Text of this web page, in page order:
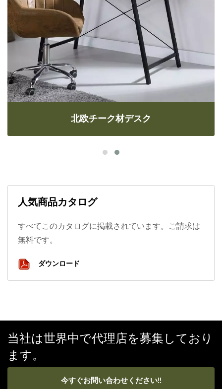
北欧チーク材デスク
人気商品カタログ
すべてこのカタログに掲載されています。ご請求は
無料です。
ダウンロード
当社は世界中で代理店を募集しており
ます。
今すぐお問い合わせください!!